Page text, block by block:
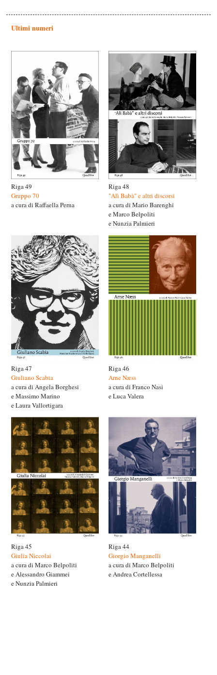
Ultimi numeri
Riga 49
Gruppo 70
a cura di Raffaella Perna
Riga 48
"Alì Babà" e altri discorsi
a cura di Mario Barenghi
e Marco Belpoliti
e Nunzia Palmieri
Riga 47
Giuliano Scabia
a cura di Angela Borghesi
e Massimo Marino
e Laura Vallortigara
Riga 46
Arne Næss
a cura di Franco Nasi
e Luca Valera
Riga 45
Giulia Niccolai
a cura di Marco Belpoliti
e Alessandro Giammei
e Nunzia Palmieri
Riga 44
Giorgio Manganelli
a cura di Marco Belpoliti
e Andrea Cortellessa